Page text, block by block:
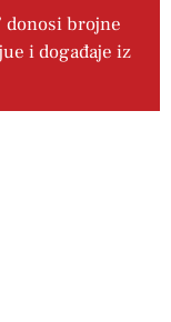
donosi brojne
i događaje iz